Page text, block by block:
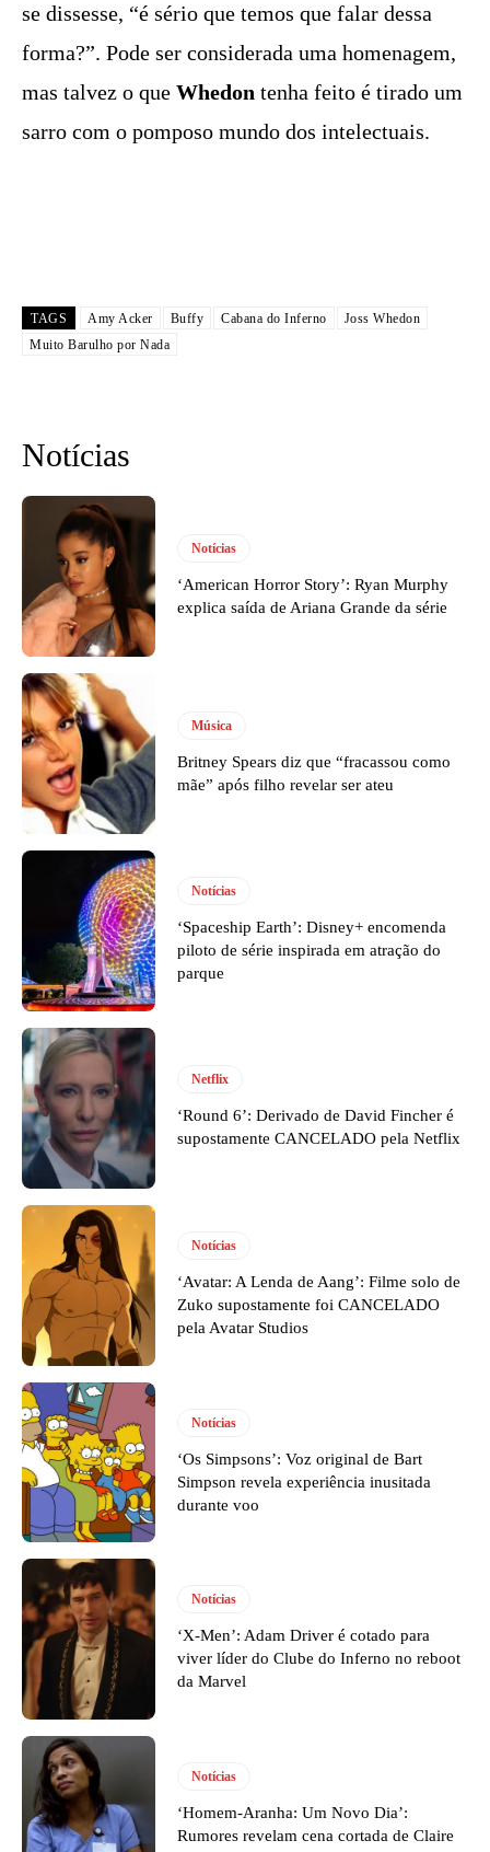
se dissesse, “é sério que temos que falar dessa
forma?”. Pode ser considerada uma homenagem,
mas talvez o que Whedon tenha feito é tirado um
sarro com o pomposo mundo dos intelectuais.
TAGS Amy Acker Buffy Cabana do Inferno
Joss Whedon
Muito Barulho por Nada
Notícias
Notícias
‘American Horror Story’: Ryan Murphy
explica saída de Ariana Grande da série
Música
Britney Spears diz que “fracassou como
mãe” após filho revelar ser ateu
Notícias
‘Spaceship Earth’: Disney+ encomenda
piloto de série inspirada em atração do
parque
Netflix
‘Round 6’: Derivado de David Fincher é
supostamente CANCELADO pela Netflix
Notícias
‘Avatar: A Lenda de Aang’: Filme solo de
Zuko supostamente foi CANCELADO
pela Avatar Studios
Notícias
‘Os Simpsons’: Voz original de Bart
Simpson revela experiência inusitada
durante voo
Notícias
‘X-Men’: Adam Driver é cotado para
viver líder do Clube do Inferno no reboot
da Marvel
Notícias
‘Homem-Aranha: Um Novo Dia’:
Rumores revelam cena cortada de Claire